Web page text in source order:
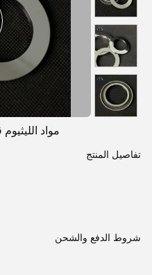
مواد
تفاصيل المنتج
شروط الدفع والشحن